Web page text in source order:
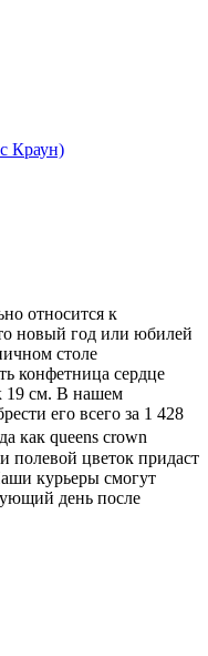
Краун)
относится к
новый год или юбилей
столе
конфетница сердце
19 см. В нашем
его всего за 1 428
как queens crown
полевой цветок придаст
курьеры смогут
день после